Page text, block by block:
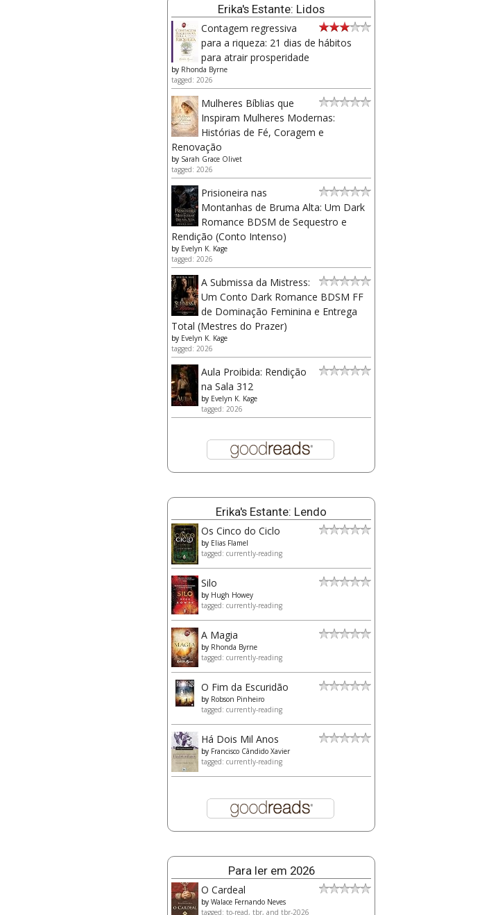
Erika's Estante: Lidos
Contagem regressiva
para a riqueza: 21 dias de hábitos
para atrair prosperidade
by Rhonda Byrne
tagged: 2026
Mulheres Bíblias que
Inspiram Mulheres Modernas:
Histórias de Fé, Coragem e
Renovação
by Sarah Grace Olivet
tagged: 2026
Prisioneira nas
Montanhas de Bruma Alta: Um Dark
Romance BDSM de Sequestro e
Rendição (Conto Intenso)
by Evelyn K. Kage
tagged: 2026
A Submissa da Mistress:
Um Conto Dark Romance BDSM FF
de Dominação Feminina e Entrega
Total (Mestres do Prazer)
by Evelyn K. Kage
tagged: 2026
Aula Proibida: Rendição
na Sala 312
by Evelyn K. Kage
tagged: 2026
Erika's Estante: Lendo
Os Cinco do Ciclo
by Elias Flamel
tagged: currently-reading
Silo
by Hugh Howey
tagged: currently-reading
A Magia
by Rhonda Byrne
tagged: currently-reading
O Fim da Escuridão
by Robson Pinheiro
tagged: currently-reading
Há Dois Mil Anos
by Francisco Cândido Xavier
tagged: currently-reading
Para ler em 2026
O Cardeal
by Walace Fernando Neves
tagged: to-read, tbr, and tbr-2026